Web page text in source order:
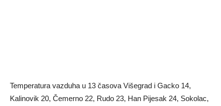
Temperatura vazduha u 13 časova Višegrad i Gacko 14,
Kalinovik 20, Čemerno 22, Rudo 23, Han Pijesak 24, Sokolac,